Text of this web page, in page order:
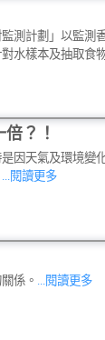
測計劃」以監測
水樣本及抽取食
？！
因天氣及環境變
...閱讀更多
係。 ...閱讀更多